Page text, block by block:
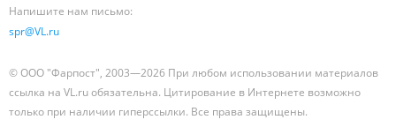
Напишите нам письмо:
spr@VL.ru
© ООО "Фарпост", 2003—2026 При любом использовании материалов
ссылка на VL.ru обязательна. Цитирование в Интернете возможно
только при наличии гиперссылки. Все права защищены.